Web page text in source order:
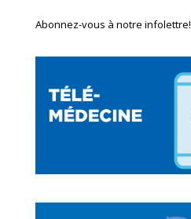
opens
window
opens
window
opens
window
Abonnez-vous à notre infolettre!